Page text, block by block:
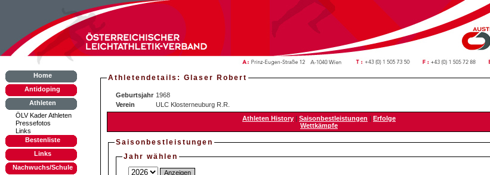
Home
Antidoping
Athleten
ÖLV Kader Athleten
Pressefotos
Links
Bestenliste
Links
Nachwuchs/Schule
Athletendetails: Glaser Robert
Geburtsjahr 1968
Verein
ULC Klosterneuburg R.R.
Athleten History | Saisonbestleistungen | Erfolge
Wettkämpfe
Saisonbestleistungen
Jahr wählen